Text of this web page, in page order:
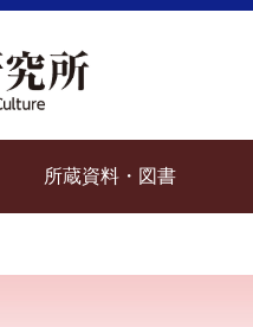
所蔵資料・図書